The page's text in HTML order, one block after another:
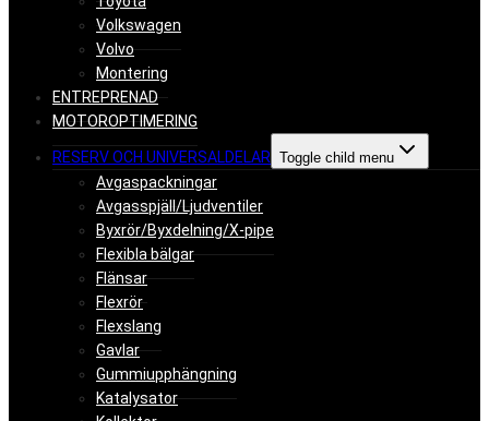
Volkswagen
Volvo
Montering
ENTREPRENAD
MOTOROPTIMERING
RESERV OCH UNIVERSALDELAR Toggle child menu
Avgaspackningar
Avgasspjäll/Ljudventiler
Byxrör/Byxdelning/X-pipe
Flexibla bälgar
Flänsar
Flexrör
Flexslang
Gavlar
Gummiupphängning
Katalysator